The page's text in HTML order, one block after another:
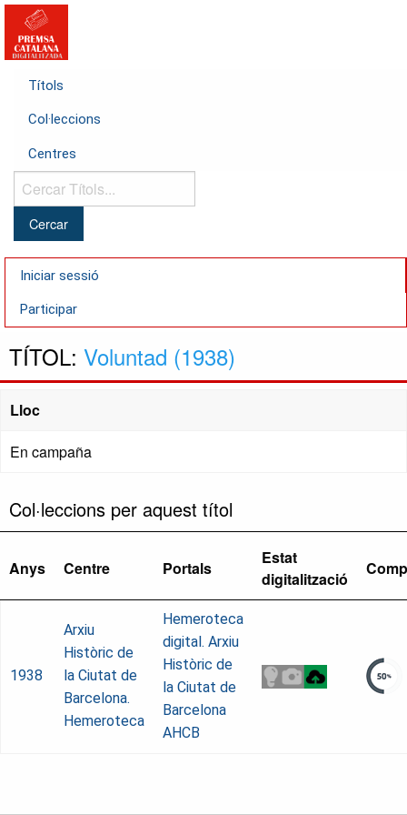
Títols
Col·leccions
Centres
Cercar
Títols...
Iniciar sessió
Participar
TÍTOL: Voluntad (1938)
Lloc
En campaña
Col·leccions per aquest títol
Anys Centre Portals
Estat
digitalització
1938
Arxiu
Històric de
la Ciutat de
Barcelona.
Hemeroteca
Hemeroteca
digital. Arxiu
Històric de
la Ciutat de
Barcelona
AHCB